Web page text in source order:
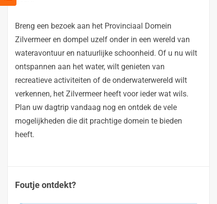
Breng een bezoek aan het Provinciaal Domein
Zilvermeer en dompel uzelf onder in een wereld van
wateravontuur en natuurlijke schoonheid. Of u nu wilt
ontspannen aan het water, wilt genieten van
recreatieve activiteiten of de onderwaterwereld wilt
verkennen, het Zilvermeer heeft voor ieder wat wils.
Plan uw dagtrip vandaag nog en ontdek de vele
mogelijkheden die dit prachtige domein te bieden
heeft.
Foutje ontdekt?